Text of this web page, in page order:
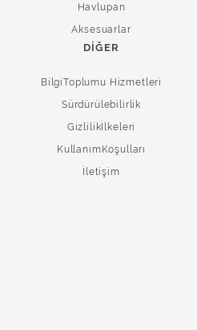
Havlupan
Aksesuarlar
DIĞER
BilgiToplumu Hizmetleri
Sürdürülebilirlik
Gizlilikİlkeleri
KullanımKoşulları
İletişim